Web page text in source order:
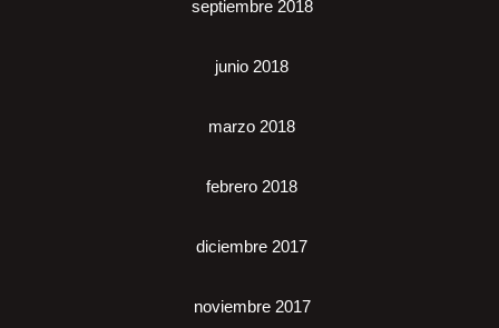
septiembre 2018
junio 2018
marzo 2018
febrero 2018
diciembre 2017
noviembre 2017